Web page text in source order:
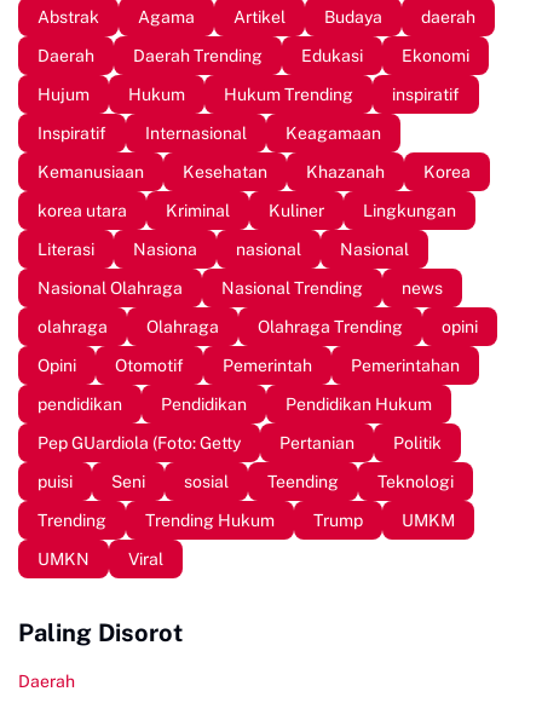
Abstrak Agama Artikel Budaya
daerah
Daerah
Daerah Trending Edukasi
Ekonomi
Hujum
Hukum Hukum Trending
inspiratif
Inspiratif
Internasional
Keagamaan
Kemanusiaan
Kesehatan Khazanah
Korea
korea utara
Kriminal Kuliner
Lingkungan
Literasi
Nasiona nasional
Nasional
Nasional Olahraga
Nasional Trending
news
olahraga
Olahraga Olahraga Trending
opini
Opini
Otomotif Pemerintah
Pemerintahan
pendidikan
Pendidikan
Pendidikan Hukum
Pep GUardiola (Foto: Getty
Pertanian
Politik
puisi
Seni sosial Teending
Teknologi
Trending
Trending Hukum Trump
UMKM
UMKN
Viral
Paling Disorot
Daerah